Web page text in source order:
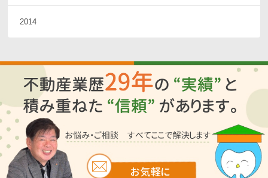
2014